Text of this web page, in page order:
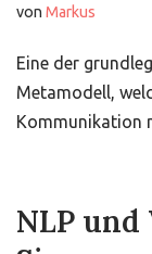
von Markus
Eine der
Metamodell,
Kommunikation
NLP und